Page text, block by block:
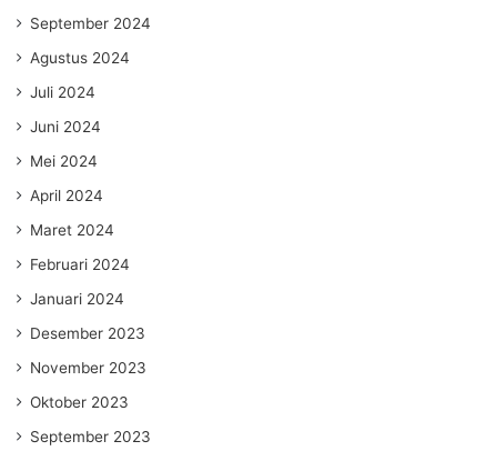
September 2024
Agustus 2024
Juli 2024
Juni 2024
Mei 2024
April 2024
Maret 2024
Februari 2024
Januari 2024
Desember 2023
November 2023
Oktober 2023
September 2023